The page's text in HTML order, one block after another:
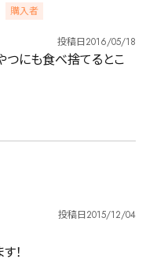
購入者
投稿日2016/05/18
つにも食べ捨てるとこ
投稿日2015/12/04
！